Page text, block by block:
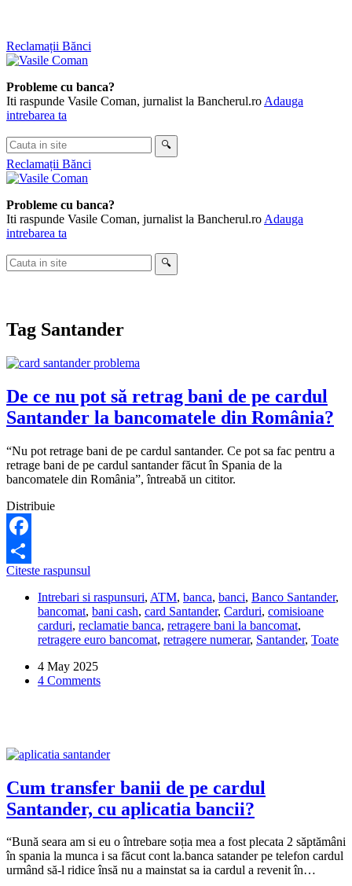
Skip
to
Reclamații Bănci
Probleme cu banca?
Iti raspunde Vasile Coman, jurnalist la Bancherul.ro Adauga
intrebarea ta
Cauta
in
site
🔍
Reclamații Bănci
Probleme cu banca?
Iti raspunde Vasile Coman, jurnalist la Bancherul.ro Adauga
intrebarea ta
Cauta
in
🔍
Tag Santander
De ce nu pot să retrag bani de pe cardul
Santander la bancomatele din România?
“Nu pot retrage bani de pe cardul santander. Ce pot sa fac pentru a
retrage bani de pe cardul santander făcut în Spania de la
bancomatele din România”, întreabă un cititor.
Distribuie
Facebook
Share
Citeste raspunsul
nu
pot
să
retrag
de
pe
din
Intrebari si raspunsuri, ATM, banca, banci, Banco Santander,
bancomat, bani cash, card Santander, Carduri, comisioane
carduri, reclamatie banca, retragere bani la bancomat,
retragere euro bancomat, retragere numerar, Santander, Toate
4 May 2025
4 Comments
Cum transfer banii de pe cardul
Santander, cu aplicatia bancii?
“Bună seara am si eu o întrebare soția mea a fost plecata 2 săptămâni
în spania la munca i sa făcut cont la.banca satander pe telefon cardul
urmând să-l ridice însă nu a mainstat sa ia cardul a revenit în…